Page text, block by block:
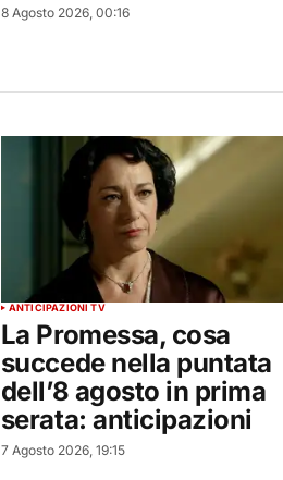
8 Agosto 2026, 00:16
ANTICIPAZIONI TV
La Promessa, cosa
succede nella puntata
dell’8 agosto in prima
serata: anticipazioni
7 Agosto 2026, 19:15